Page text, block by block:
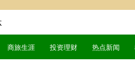
商旅生涯 投资理财 热点新闻